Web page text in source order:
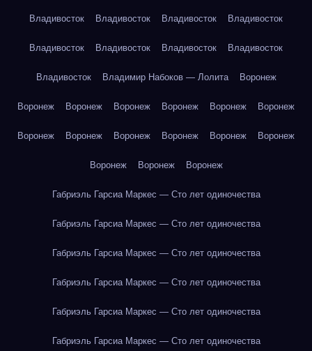
Владивосток Владивосток Владивосток Владивосток
Владивосток Владивосток Владивосток Владивосток
Владивосток Владимир Набоков — Лолита Воронеж
Воронеж Воронеж Воронеж Воронеж Воронеж Воронеж
Воронеж Воронеж Воронеж Воронеж Воронеж Воронеж
Воронеж Воронеж Воронеж
Габриэль Гарсиа Маркес — Сто лет одиночества
Габриэль Гарсиа Маркес — Сто лет одиночества
Габриэль Гарсиа Маркес — Сто лет одиночества
Габриэль Гарсиа Маркес — Сто лет одиночества
Габриэль Гарсиа Маркес — Сто лет одиночества
Габриэль Гарсиа Маркес — Сто лет одиночества